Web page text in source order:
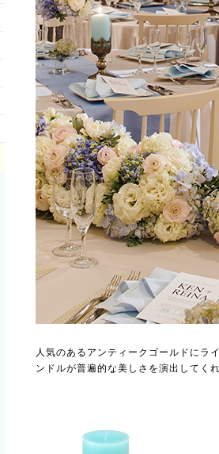
人気のあるアンティークゴールドにラ
ンドルが普遍的な美しさを演出してくれ